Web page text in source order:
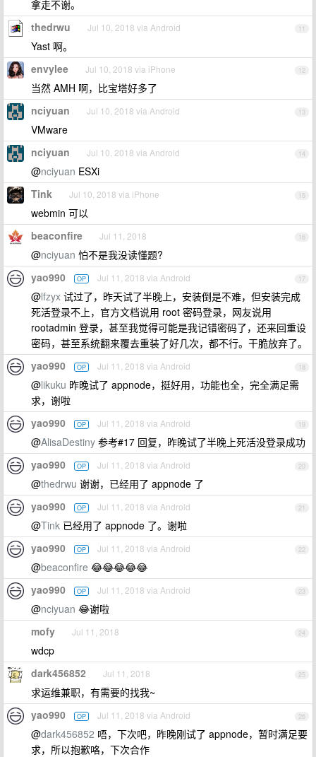
拿走不谢。
11
thedrwu Jul 10, 2018 via Android
Yast 啊。
12
envylee Jul 10, 2018 via iPhone
当然 AMH 啊，比宝塔好多了
13
nciyuan Jul 10, 2018 via Android
VMware
14
nciyuan Jul 10, 2018 via Android
@nciyuan ESXi
15
Tink Jul 10, 2018 via iPhone
webmin 可以
16
beaconfire Jul 11, 2018
@nciyuan 怕不是我没读懂题?
17
yao990 OP Jul 11, 2018 via Android
@lfzyx 试过了，昨天试了半晚上，安装倒是不难，但安装完成
死活登录不上，官方文档说用 root 密码登录，网友说用
rootadmin 登录，甚至我觉得可能是我记错密码了，还来回重设
密码，甚至系统翻来覆去重装了好几次，都不行。干脆放弃了。
18
yao990 OP Jul 11, 2018 via Android
@likuku 昨晚试了 appnode，挺好用，功能也全，完全满足需
求，谢啦
19
yao990 OP Jul 11, 2018 via Android
@AlisaDestiny 参考#17 回复，昨晚试了半晚上死活没登录成功
20
yao990 OP Jul 11, 2018 via Android
@thedrwu 谢谢，已经用了 appnode 了
21
yao990 OP Jul 11, 2018 via Android
@Tink 已经用了 appnode 了。谢啦
22
yao990 OP Jul 11, 2018 via Android
@beaconfire 😂😂😂😂😂
23
yao990 OP Jul 11, 2018 via Android
@nciyuan 😂谢啦
24
mofy Jul 11, 2018
wdcp
25
dark456852 Jul 11, 2018
求运维兼职，有需要的找我~
26
yao990 OP Jul 11, 2018 via Android
@dark456852 唔，下次吧，昨晚刚试了 appnode，暂时满足要
求，所以抱歉咯，下次合作